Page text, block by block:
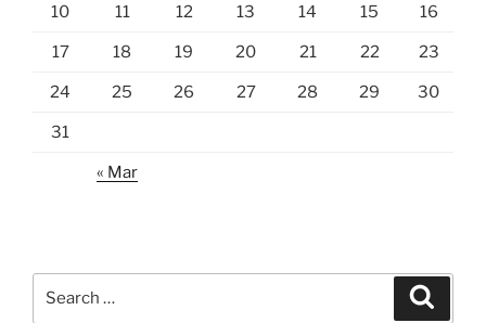
10 11 12 13 14 15 16
17 18 19 20 21 22 23
24 25 26 27 28 29 30
31
« Mar